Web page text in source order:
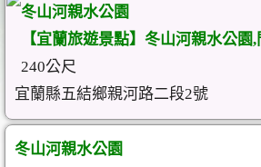
冬山河親水公園
【宜蘭旅遊景點】冬山河親水公園
240公尺
宜蘭縣五結鄉親河路二段2號
冬山河親水公園